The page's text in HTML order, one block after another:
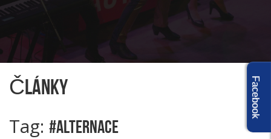
Články
Tag: #Alternace
Facebook